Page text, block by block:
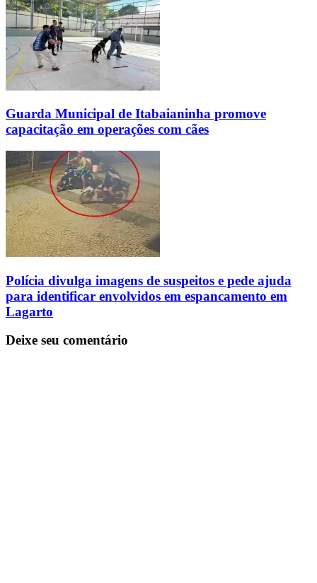
Guarda Municipal de Itabaianinha promove
capacitação em operações com cães
Polícia divulga imagens de suspeitos e pede ajuda
para identificar envolvidos em espancamento em
Lagarto
Deixe seu comentário